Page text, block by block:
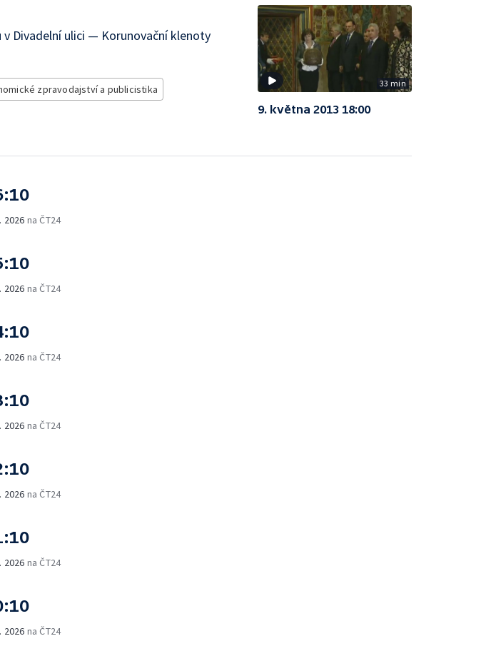
v Divadelní ulici — Korunovační klenoty
zpravodajství a publicistika
33 min
9. května 2013 18:00
2026 na ČT24
2026 na ČT24
2026 na ČT24
2026 na ČT24
2026 na ČT24
2026 na ČT24
2026 na ČT24